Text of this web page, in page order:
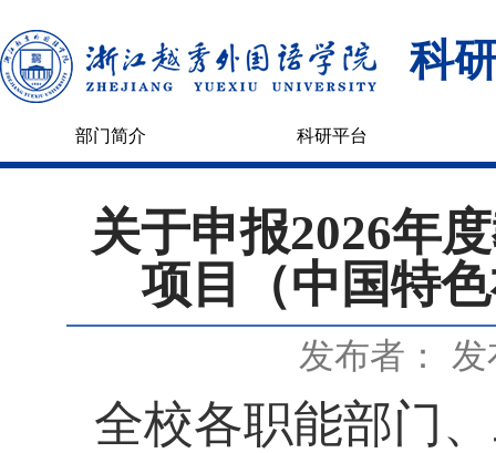
科
部门简介 科研平台
关于申报2026年
项目（中国特
发布者： 发
全校各职能部门